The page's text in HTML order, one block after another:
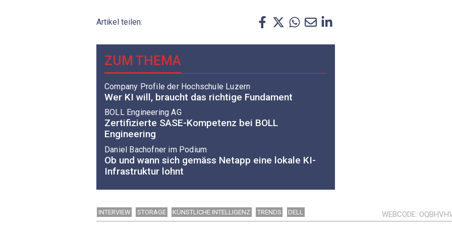
Artikel teilen:
ZUM THEMA
Company Profile der Hochschule Luzern
Wer KI will, braucht das richtige Fundament
BOLL Engineering AG
Zertifizierte SASE-Kompetenz bei BOLL
Engineering
Daniel ­Bachofner im Podium
Ob und wann sich gemäss Netapp eine lokale KI-
Infrastruktur lohnt
INTERVIEW STORAGE KÜNSTLICHE INTELLIGENZ TRENDS DELL WEBCODE